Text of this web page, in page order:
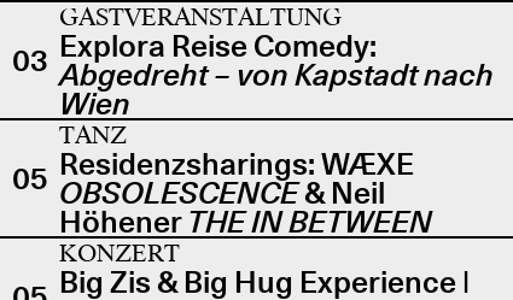
03
GASTVERANSTALTUNG
Explora Reise Comedy:
Abgedreht – von Kapstadt nach
Wien
05
TANZ
Residenzsharings: WÆXE
OBSOLESCENCE& Neil
Höhener THE IN BETWEEN
KONZERT
Big Zis & Big Hug Experience |